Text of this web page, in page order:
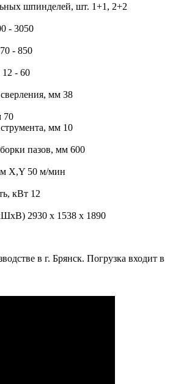
шпинделей, шт. 1+1, 2+2
- 3050
- 850
- 60
мм 38
70
мм 10
пазов, мм 600
X,Y 50 м/мин
кВт 12
2930 х 1538 х 1890
в г. Брянск. Погрузка входит в